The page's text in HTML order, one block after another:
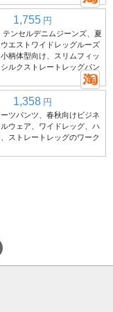
1,755 円
テンセルデニムジーンズ、夏
エストワイドレッグルーズ
柄体型向け、スリムフィッ
シルクストレートレッグパン
1,358 円
ツパンツ、春秋向けビジネ
ウェア、ワイドレッグ、ハ
ストレートレッグのワーク